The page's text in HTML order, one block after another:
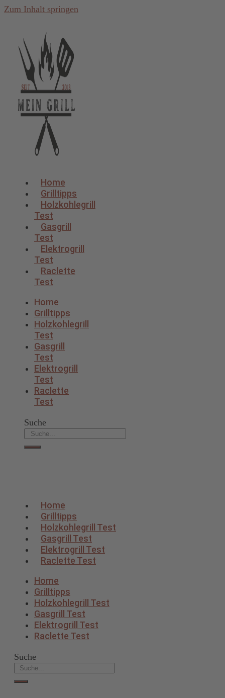
Zum Inhalt springen
Home
Grilltipps
Holzkohlegrill
Test
Gasgrill
Test
Elektrogrill
Test
Raclette
Test
Home
Grilltipps
Holzkohlegrill
Test
Gasgrill
Test
Elektrogrill
Test
Raclette
Test
Suche
Home
Grilltipps
Holzkohlegrill Test
Gasgrill Test
Elektrogrill Test
Raclette Test
Home
Grilltipps
Holzkohlegrill Test
Gasgrill Test
Elektrogrill Test
Raclette Test
Suche